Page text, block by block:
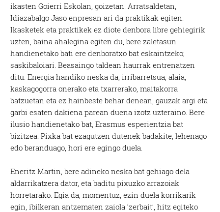
ikasten Goierri Eskolan, goizetan. Arratsaldetan,
Idiazabalgo Jaso enpresan ari da praktikak egiten.
Ikasketek eta praktikek ez diote denbora libre gehiegirik
uzten, baina ahalegina egiten du, bere zaletasun
handienetako bati ere denboratxo bat eskaintzeko;
saskibaloiari. Beasaingo taldean haurrak entrenatzen
ditu. Energia handiko neska da, irribarretsua, alaia,
kaskagogorra onerako eta txarrerako, maitakorra
batzuetan eta ez hainbeste behar denean, gauzak argi eta
garbi esaten dakiena parean duena izotz uzteraino. Bere
ilusio handienetako bat, Erasmus esperientzia bat
bizitzea. Pixka bat ezagutzen dutenek badakite, lehenago
edo beranduago, hori ere egingo duela.
Eneritz Martin, bere adineko neska bat gehiago dela
aldarrikatzera dator, eta baditu pixuzko arrazoiak
horretarako. Egia da, momentuz, ezin duela korrikarik
egin, ibilkeran antzematen zaiola ‘zerbait’, hitz egiteko